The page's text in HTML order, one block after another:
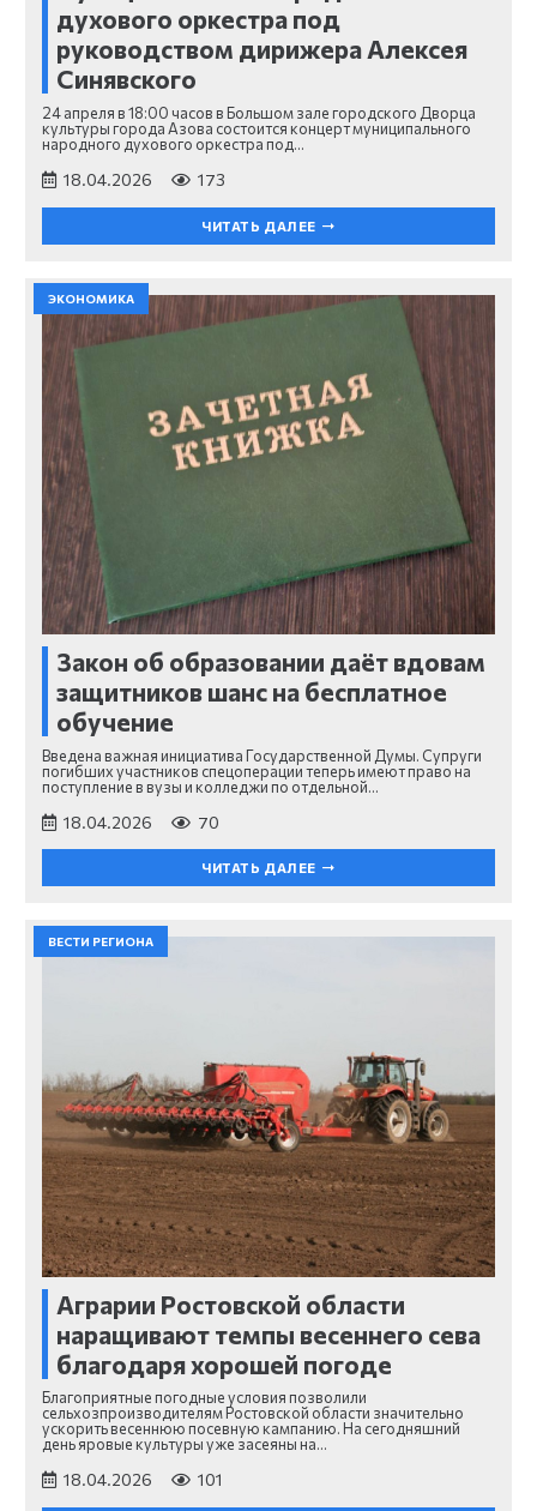
духового оркестра под
руководством дирижера Алексея
Синявского
24 апреля в 18:00 часов в Большом зале городского Дворца
культуры города Азова состоится концерт муниципального
народного духового оркестра под…
18.04.2026 173
ЧИТАТЬ ДАЛЕЕ
ЭКОНОМИКА
Закон об образовании даёт вдовам
защитников шанс на бесплатное
обучение
Введена важная инициатива Государственной Думы. Супруги
погибших участников спецоперации теперь имеют право на
поступление в вузы и колледжи по отдельной…
18.04.2026 70
ЧИТАТЬ ДАЛЕЕ
ВЕСТИ РЕГИОНА
Аграрии Ростовской области
наращивают темпы весеннего сева
благодаря хорошей погоде
Благоприятные погодные условия позволили
сельхозпроизводителям Ростовской области значительно
ускорить весеннюю посевную кампанию. На сегодняшний
день яровые культуры уже засеяны на…
18.04.2026 101